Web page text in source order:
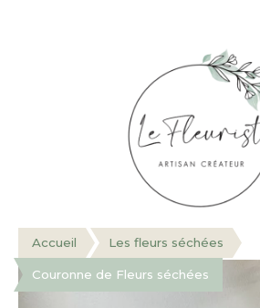
Accueil Les fleurs séchées
Couronne de Fleurs séchées